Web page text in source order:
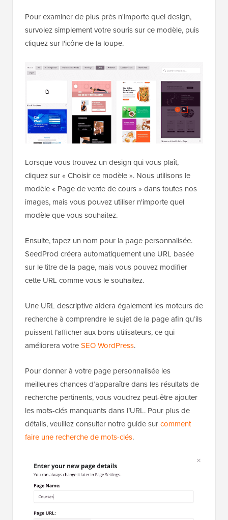
Pour examiner de plus près n'importe quel design,
survolez simplement votre souris sur ce modèle, puis
cliquez sur l'icône de la loupe.
Lorsque vous trouvez un design qui vous plaît,
cliquez sur « Choisir ce modèle ». Nous utilisons le
modèle « Page de vente de cours » dans toutes nos
images, mais vous pouvez utiliser n'importe quel
modèle que vous souhaitez.
Ensuite, tapez un nom pour la page personnalisée.
SeedProd créera automatiquement une URL basée
sur le titre de la page, mais vous pouvez modifier
cette URL comme vous le souhaitez.
Une URL descriptive aidera également les moteurs de
recherche à comprendre le sujet de la page afin qu’ils
puissent l’afficher aux bons utilisateurs, ce qui
améliorera votreSEO WordPress.
Pour donner à votre page personnalisée les
meilleures chances d’apparaître dans les résultats de
recherche pertinents, vous voudrez peut-être ajouter
les mots-clés manquants dans l’URL. Pour plus de
détails, veuillez consulter notre guide surcomment
faire une recherche de mots-clés.